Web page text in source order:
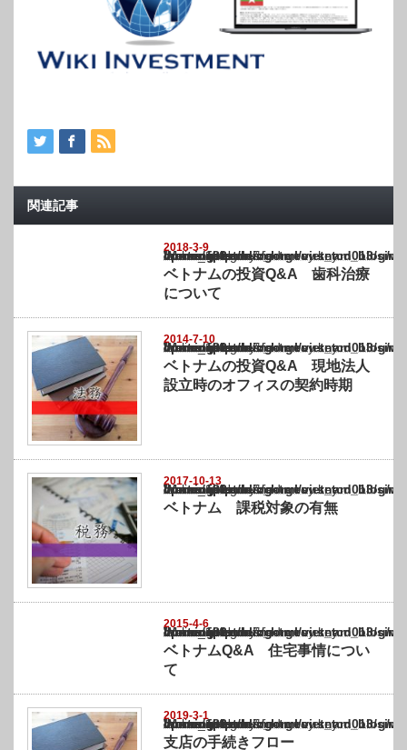
関連記事
2018-3-9
Warning
: Undefined array key "show_category" in
/home/netst/kuno-cpa.co.jp/public_html/vietnam_blog/wp-content/themes/
on line183
ベトナムの投資Q&A 歯科治療
について
2014-7-10
Warning
: Undefined array key "show_category" in
/home/netst/kuno-cpa.co.jp/public_html/vietnam_blog/wp-content/themes/
on line183
ベトナムの投資Q&A 現地法人
設立時のオフィスの契約時期
2017-10-13
Warning
: Undefined array key "show_category" in
/home/netst/kuno-cpa.co.jp/public_html/vietnam_blog/wp-content/themes/
on line183
ベトナム 課税対象の有無
2015-4-6
Warning
: Undefined array key "show_category" in
/home/netst/kuno-cpa.co.jp/public_html/vietnam_blog/wp-content/themes/
on line183
ベトナムQ&A 住宅事情につい
て
2019-3-1
Warning
: Undefined array key "show_category" in
/home/netst/kuno-cpa.co.jp/public_html/vietnam_blog/wp-content/themes/
on line183
支店の手続きフロー